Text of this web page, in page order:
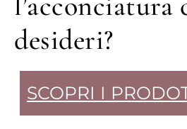
desideri?
SCOPRI I